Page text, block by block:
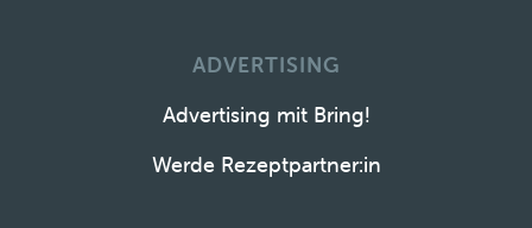
ADVERTISING
Advertising mit Bring!
Werde Rezeptpartner:in